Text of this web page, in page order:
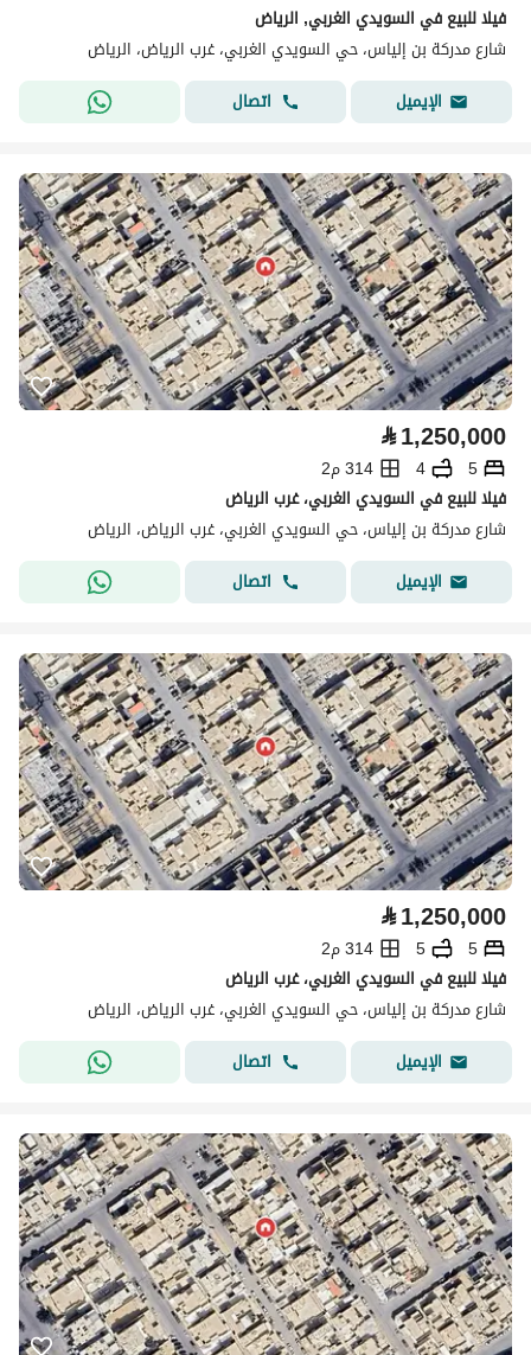
فيلا للبيع في السويدي الغربي, الرياض
شارع مدركة بن إلياس، حي السويدي الغربي، غرب الرياض، الرياض
الإيميل
اتصال
⃁1,250,000
5
4
314 م2
فيلا للبيع في السويدي الغربي، غرب الرياض
شارع مدركة بن إلياس، حي السويدي الغربي، غرب الرياض، الرياض
الإيميل
اتصال
⃁1,250,000
5
5
314 م2
فيلا للبيع في السويدي الغربي، غرب الرياض
شارع مدركة بن إلياس، حي السويدي الغربي، غرب الرياض، الرياض
الإيميل
اتصال